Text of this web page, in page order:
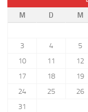
M
D M
3
4 5
10
11 12
17
18 19
24
25 26
31